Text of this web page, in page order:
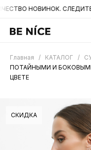
СЛЕДИТЕ ЗА
Главная / КАТАЛОГ /
ПОТАЙНЫМИ И
ЦВЕТЕ
СКИДКА